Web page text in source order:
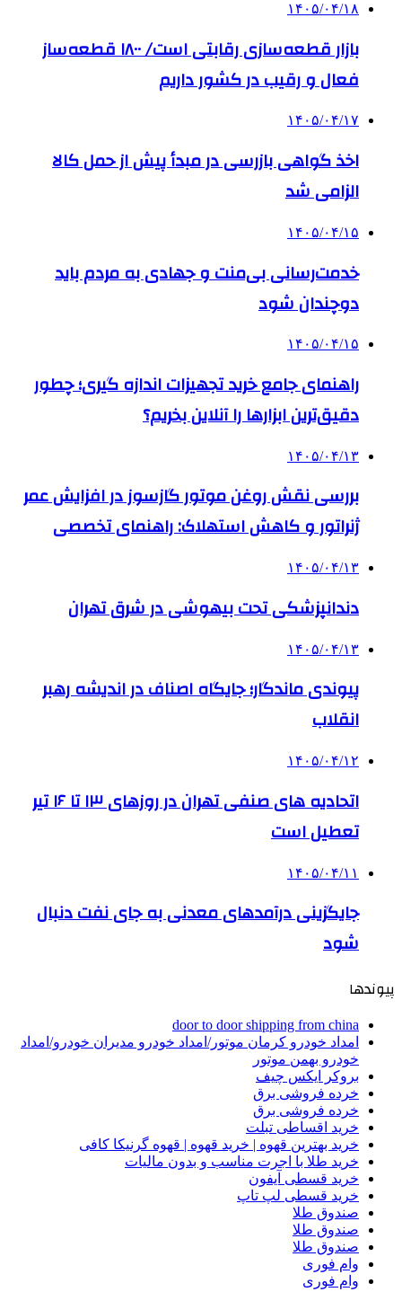
۱۴۰۵/۰۴/۱۸
بازار قطعه‌سازی رقابتی است/ ۱۸۰۰ قطعه‌ساز
فعال و رقیب در کشور داریم
۱۴۰۵/۰۴/۱۷
اخذ گواهی بازرسی در مبدأ پیش از حمل کالا
الزامی شد
۱۴۰۵/۰۴/۱۵
خدمت‌رسانی بی‌منت و جهادی به مردم باید
دوچندان شود
۱۴۰۵/۰۴/۱۵
راهنمای جامع خرید تجهیزات اندازه گیری؛ چطور
دقیق‌ترین ابزارها را آنلاین بخریم؟
۱۴۰۵/۰۴/۱۳
بررسی نقش روغن موتور گازسوز در افزایش عمر
ژنراتور و کاهش استهلاک: راهنمای تخصصی
۱۴۰۵/۰۴/۱۳
دندانپزشکی تحت بیهوشی در شرق تهران
۱۴۰۵/۰۴/۱۳
پیوندی ماندگار؛ جایگاه اصناف در اندیشه رهبر
انقلاب
۱۴۰۵/۰۴/۱۲
اتحادیه های صنفی تهران در روزهای ۱۳ تا ۱۶ تیر
تعطیل است
۱۴۰۵/۰۴/۱۱
جایگزینی درآمدهای معدنی به جای نفت دنبال
شود
پیوندها
door to door shipping from china
امداد خودرو کرمان موتور/امداد خودرو مدیران خودرو/امداد
خودرو بهمن موتور
بروکر ایکس چیف
خرده فروشی برق
خرده فروشی برق
خرید اقساطی تبلت
خرید بهترین قهوه | خرید قهوه | قهوه گرنیکا کافی
خرید طلا با اجرت مناسب و بدون مالیات
خرید قسطی آیفون
خرید قسطی لپ تاپ
صندوق طلا
صندوق طلا
صندوق طلا
وام فوری
وام فوری